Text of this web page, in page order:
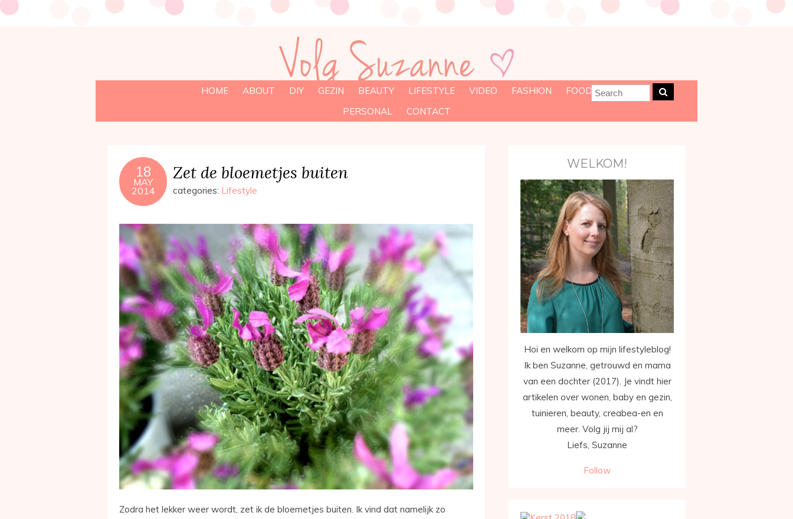
HOME ABOUT DIY GEZIN BEAUTY LIFESTYLE VIDEO FASHION
FOOD
PERSONAL
CONTACT
18
MAY
2014
Zet de bloemetjes buiten
categories: Lifestyle
Zodra het lekker weer wordt, zet ik de bloemetjes buiten. Ik vind dat namelijk zo
WELKOM!
Hoi en welkom op mijn lifestyleblog!
Ik ben Suzanne, getrouwd en mama
van een dochter (2017). Je vindt hier
artikelen over wonen, baby en gezin,
tuinieren, beauty, creabea-en en
meer. Volg jij mij al?
Liefs, Suzanne
Follow